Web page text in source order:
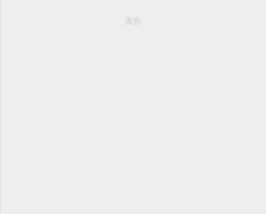
廣告